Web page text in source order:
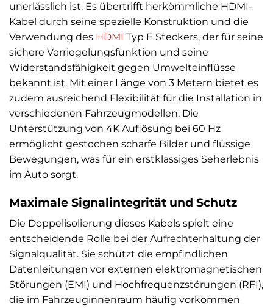
unerlässlich ist. Es übertrifft herkömmliche HDMI-
Kabel durch seine spezielle Konstruktion und die
Verwendung des HDMI Typ E Steckers, der für seine
sichere Verriegelungsfunktion und seine
Widerstandsfähigkeit gegen Umwelteinflüsse
bekannt ist. Mit einer Länge von 3 Metern bietet es
zudem ausreichend Flexibilität für die Installation in
verschiedenen Fahrzeugmodellen. Die
Unterstützung von 4K Auflösung bei 60 Hz
ermöglicht gestochen scharfe Bilder und flüssige
Bewegungen, was für ein erstklassiges Seherlebnis
im Auto sorgt.
Maximale Signalintegrität und Schutz
Die Doppelisolierung dieses Kabels spielt eine
entscheidende Rolle bei der Aufrechterhaltung der
Signalqualität. Sie schützt die empfindlichen
Datenleitungen vor externen elektromagnetischen
Störungen (EMI) und Hochfrequenzstörungen (RFI),
die im Fahrzeuginnenraum häufig vorkommen